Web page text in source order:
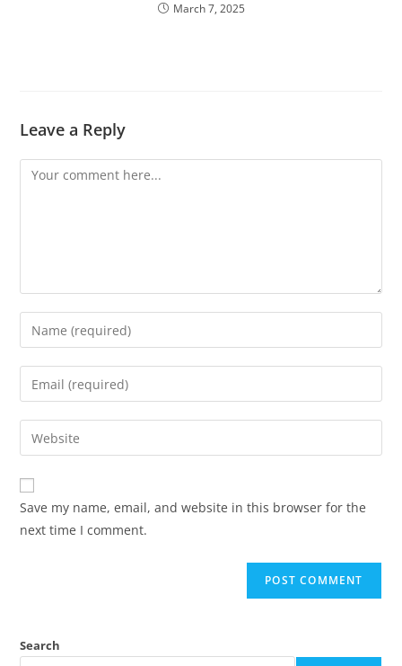
March 7, 2025
Leave a Reply
Save my name, email, and website in this browser for the
next time I comment.
Search